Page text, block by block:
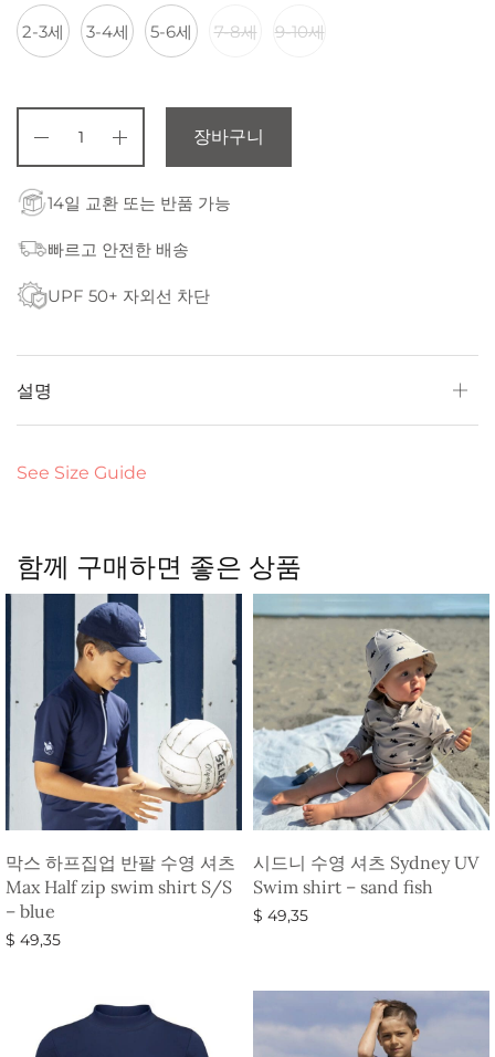
2-3세 3-4세 5-6세 7-8세 9-10세
장바구니
14일 교환 또는 반품 가능
빠르고 안전한 배송
UPF 50+ 자외선 차단
설명
See Size Guide
함께 구매하면 좋은 상품
막스 하프집업 반팔 수영 셔츠
Max Half zip swim shirt S/S
– blue
$ 49,35
시드니 수영 셔츠 Sydney UV
Swim shirt – sand fish
$ 49,35